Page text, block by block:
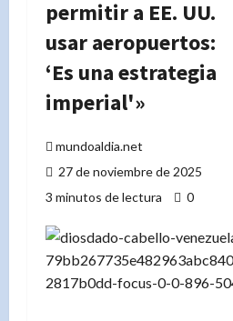
permitir a EE. UU.
usar aeropuertos:
‘Es una estrategia
imperial'»
mundoaldia.net
27 de noviembre de 2025
3 minutos de lectura
0